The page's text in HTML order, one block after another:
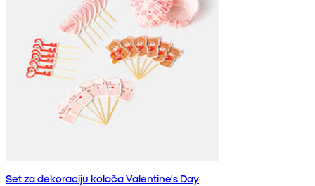
Set za dekoraciju kolača Valentine's Day